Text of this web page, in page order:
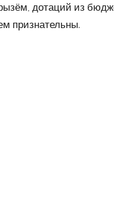
дотаций из
признательны.